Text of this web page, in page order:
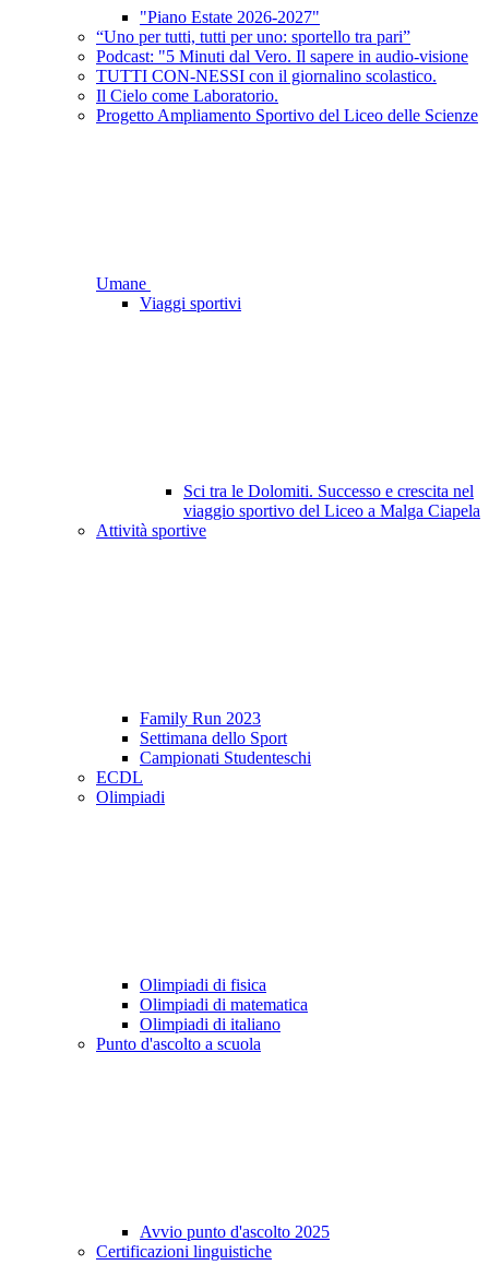
"Piano Estate 2026-2027"
“Uno per tutti, tutti per uno: sportello tra pari”
Podcast: "5 Minuti dal Vero. Il sapere in audio-visione
TUTTI CON-NESSI con il giornalino scolastico.
Il Cielo come Laboratorio.
Progetto Ampliamento Sportivo del Liceo delle Scienze
Umane
Viaggi sportivi
Sci tra le Dolomiti. Successo e crescita nel
viaggio sportivo del Liceo a Malga Ciapela
Attività sportive
Family Run 2023
Settimana dello Sport
Campionati Studenteschi
ECDL
Olimpiadi
Olimpiadi di fisica
Olimpiadi di matematica
Olimpiadi di italiano
Punto d'ascolto a scuola
Avvio punto d'ascolto 2025
Certificazioni linguistiche